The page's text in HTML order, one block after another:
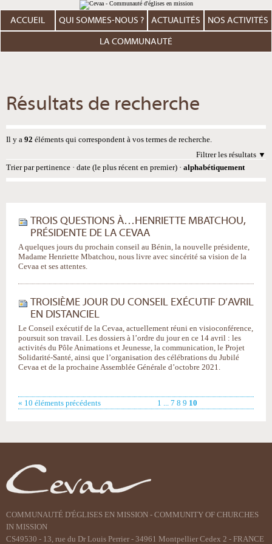
au
contenu.
Aller
personnels
ACCUEIL QUI SOMMES-NOUS ? ACTUALITÉS NOS ACTIVITÉS
LA COMMUNAUTÉ
Résultats de recherche
Il y a 92 éléments qui correspondent à vos termes de recherche.
Filtrer les résultats
Trier par pertinence · date (le plus récent en premier) · alphabétiquement
TROIS QUESTIONS À…HENRIETTE MBATCHOU,
PRÉSIDENTE DE LA CEVAA
A quelques jours du prochain conseil au Bénin, la nouvelle présidente,
Madame Henriette Mbatchou, nous livre avec sincérité sa vision de la
Cevaa et ses attentes.
TROISIÈME JOUR DU CONSEIL EXÉCUTIF D’AVRIL
EN DISTANCIEL
Le Conseil exécutif de la Cevaa, actuellement réuni en visioconférence,
poursuit son travail. Les dossiers à l’ordre du jour en ce 14 avril : les
activités du Pôle Animations et Jeunesse, la communication, le Projet
Solidarité-Santé, ainsi que l’organisation des célébrations du Jubilé
Cevaa et de la prochaine Assemblée Générale d’octobre 2021.
« 10 éléments précédents 1 ... 7 8 9 10
COMMUNAUTÉ D'ÉGLISES EN MISSION - COMMUNITY OF CHURCHES
IN MISSION
CS49530 - 13, rue du Dr Louis Perrier - 34961 Montpellier Cedex 2 - FRANCE